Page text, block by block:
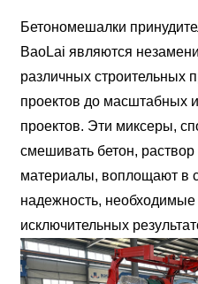
Бетономешалки
BaoLai являются
различных строительных
проектов до масштабных
проектов. Эти миксеры,
смешивать бетон,
материалы, воплощают в
надежность,
исключительных